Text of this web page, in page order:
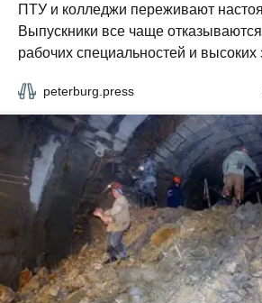
ПТУ и колледжи переживают
Выпускники все чаще
рабочих специальностей и высоких
peterburg.press